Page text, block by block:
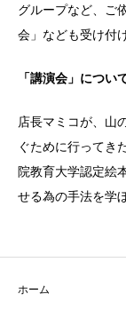
グループなど、ご
会」なども受け付
「講演会」につい
店長マミコが、山
ぐために行ってき
院教育大学認定絵
せる為の手法を学
ホーム